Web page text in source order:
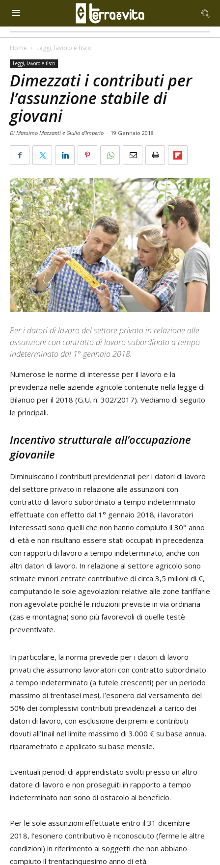
Home Leggi, lavoro e fisco
Leggi, lavoro e fisco
Dimezzati i contributi per
l’assunzione stabile di
giovani
Di Massimo Mazzanti e Giulio d'Imperio - 19 Gennaio 2018
Per i datori di lavoro del settore privato in relazione alle
assunzioni con contratto di lavoro subordinato a tempo
indeterminato dal 1° gennaio 2018.
Numerose le norme di interesse per il lavoro e la
previdenza nelle aziende agricole contenute nella legge di
Bilancio per il 2018 (G.U. n. 302/2017). Vediamo di seguito
le principali.
Incentivo strutturale all’occupazione
giovanile
Diminuiscono i contributi previdenziali per i datori di lavoro
del settore privato in relazione alle assunzioni con
contratto di lavoro subordinato a tempo indeterminato
effettuate con effetto dal 1° gennaio 2018; i lavoratori
interessati sono quelli che non hanno compiuto il 30° anno
di età e non risultano essere stati occupati in precedenza
con rapporti di lavoro a tempo indeterminato, anche con
altri datori di lavoro. In relazione al settore agricolo sono
stimate minori entrate contributive di circa 3,5 milioni di €,
computando le sole agevolazioni relative alle zone tariffarie
non agevolate poiché le riduzioni previste in via ordinaria
(zas e montagna) sono più favorevoli di quelle testè
preventivate.
In particolare, la norma prevede per i datori di lavoro
privati che assumono lavoratori con contratto subordinato
a tempo indeterminato (a tutele crescenti) per un periodo
massimo di trentasei mesi, l’esonero dal versamento del
50% dei complessivi contributi previdenziali a carico dei
datori di lavoro, con esclusione dei premi e contributi
dovuti all’Inail nel limite massimo di 3.000 € su base annua,
riparametrato e applicato su base mensile.
Eventuali periodi di apprendistato svolti presso un altro
datore di lavoro e non proseguiti in rapporto a tempo
indeterminato non sono di ostacolo al beneficio.
Per le sole assunzioni effettuate entro il 31 dicembre
2018, l’esonero contributivo è riconosciuto (ferme le altre
condizioni) in riferimento ai soggetti che non abbiano
compiuto il trentacinquesimo anno di età.